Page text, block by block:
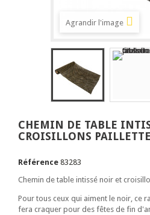
Agrandir l'image
CHEMIN DE TABLE
CROISILLONS
Référence 83283
Chemin de table intissé noir et
Pour tous ceux qui aiment le noir, ce
fera craquer pour des fêtes de fin